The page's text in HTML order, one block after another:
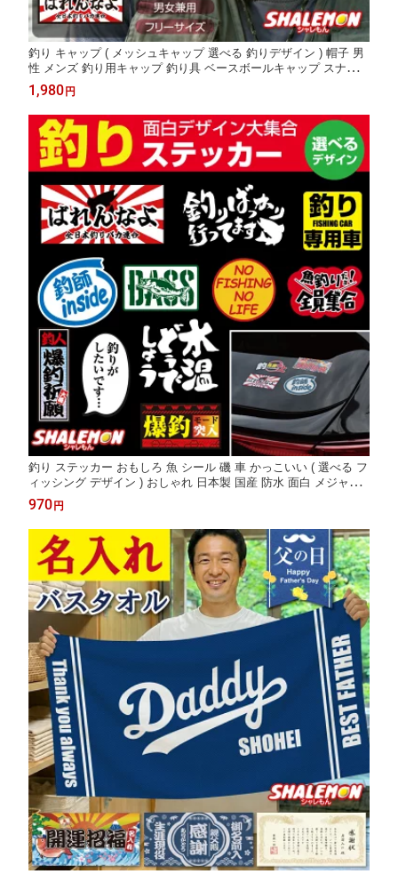
釣り キャップ ( メッシュキャップ 選べる 釣りデザイン ) 帽子 男
性 メンズ 釣り用キャップ 釣り具 ベースボールキャップ スナップ
バック スナップバック 夏 熱中症対策 おもしろ ジョーク ネタ 釣
りバカ 釣りキチ 海釣り 川釣り バス釣り 沖釣り 船釣り 渓流釣り
1,980 円
釣り ステッカー おもしろ 魚 シール 磯 車 かっこいい ( 選べる フ
ィッシング デザイン ) おしゃれ 日本製 国産 防水 面白 メジャー
ボックス アウトドア カッティング デカール 切文字 釣り具 釣具
ルアー リール ツール ロッド 釣り竿 タックルボックス 海釣り バ
ス釣り
970 円